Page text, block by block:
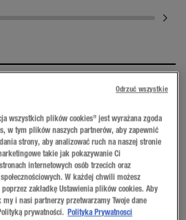
KUP TERAZ
wszystkich plików cookies” jest wyrażana zgoda
w tym plików naszych partnerów, aby zapewnić
strony, aby analizować ruch na naszej stronie
takie jak pokazywanie Ci
internetowych osób trzecich oraz
W każdej chwili możesz
zakładkę Ustawienia plików cookies. Aby
i nasi partnerzy przetwarzamy Twoje dane
prywatności. Polityka Prywatnosci
Odrzuć wszystkie